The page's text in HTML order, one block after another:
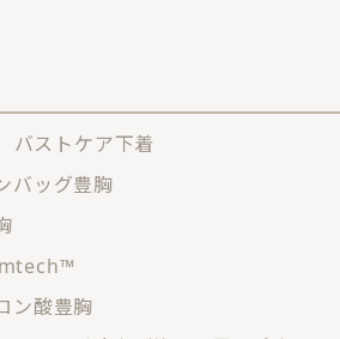
ストケア下着
バッグ豊胸
ン酸豊胸